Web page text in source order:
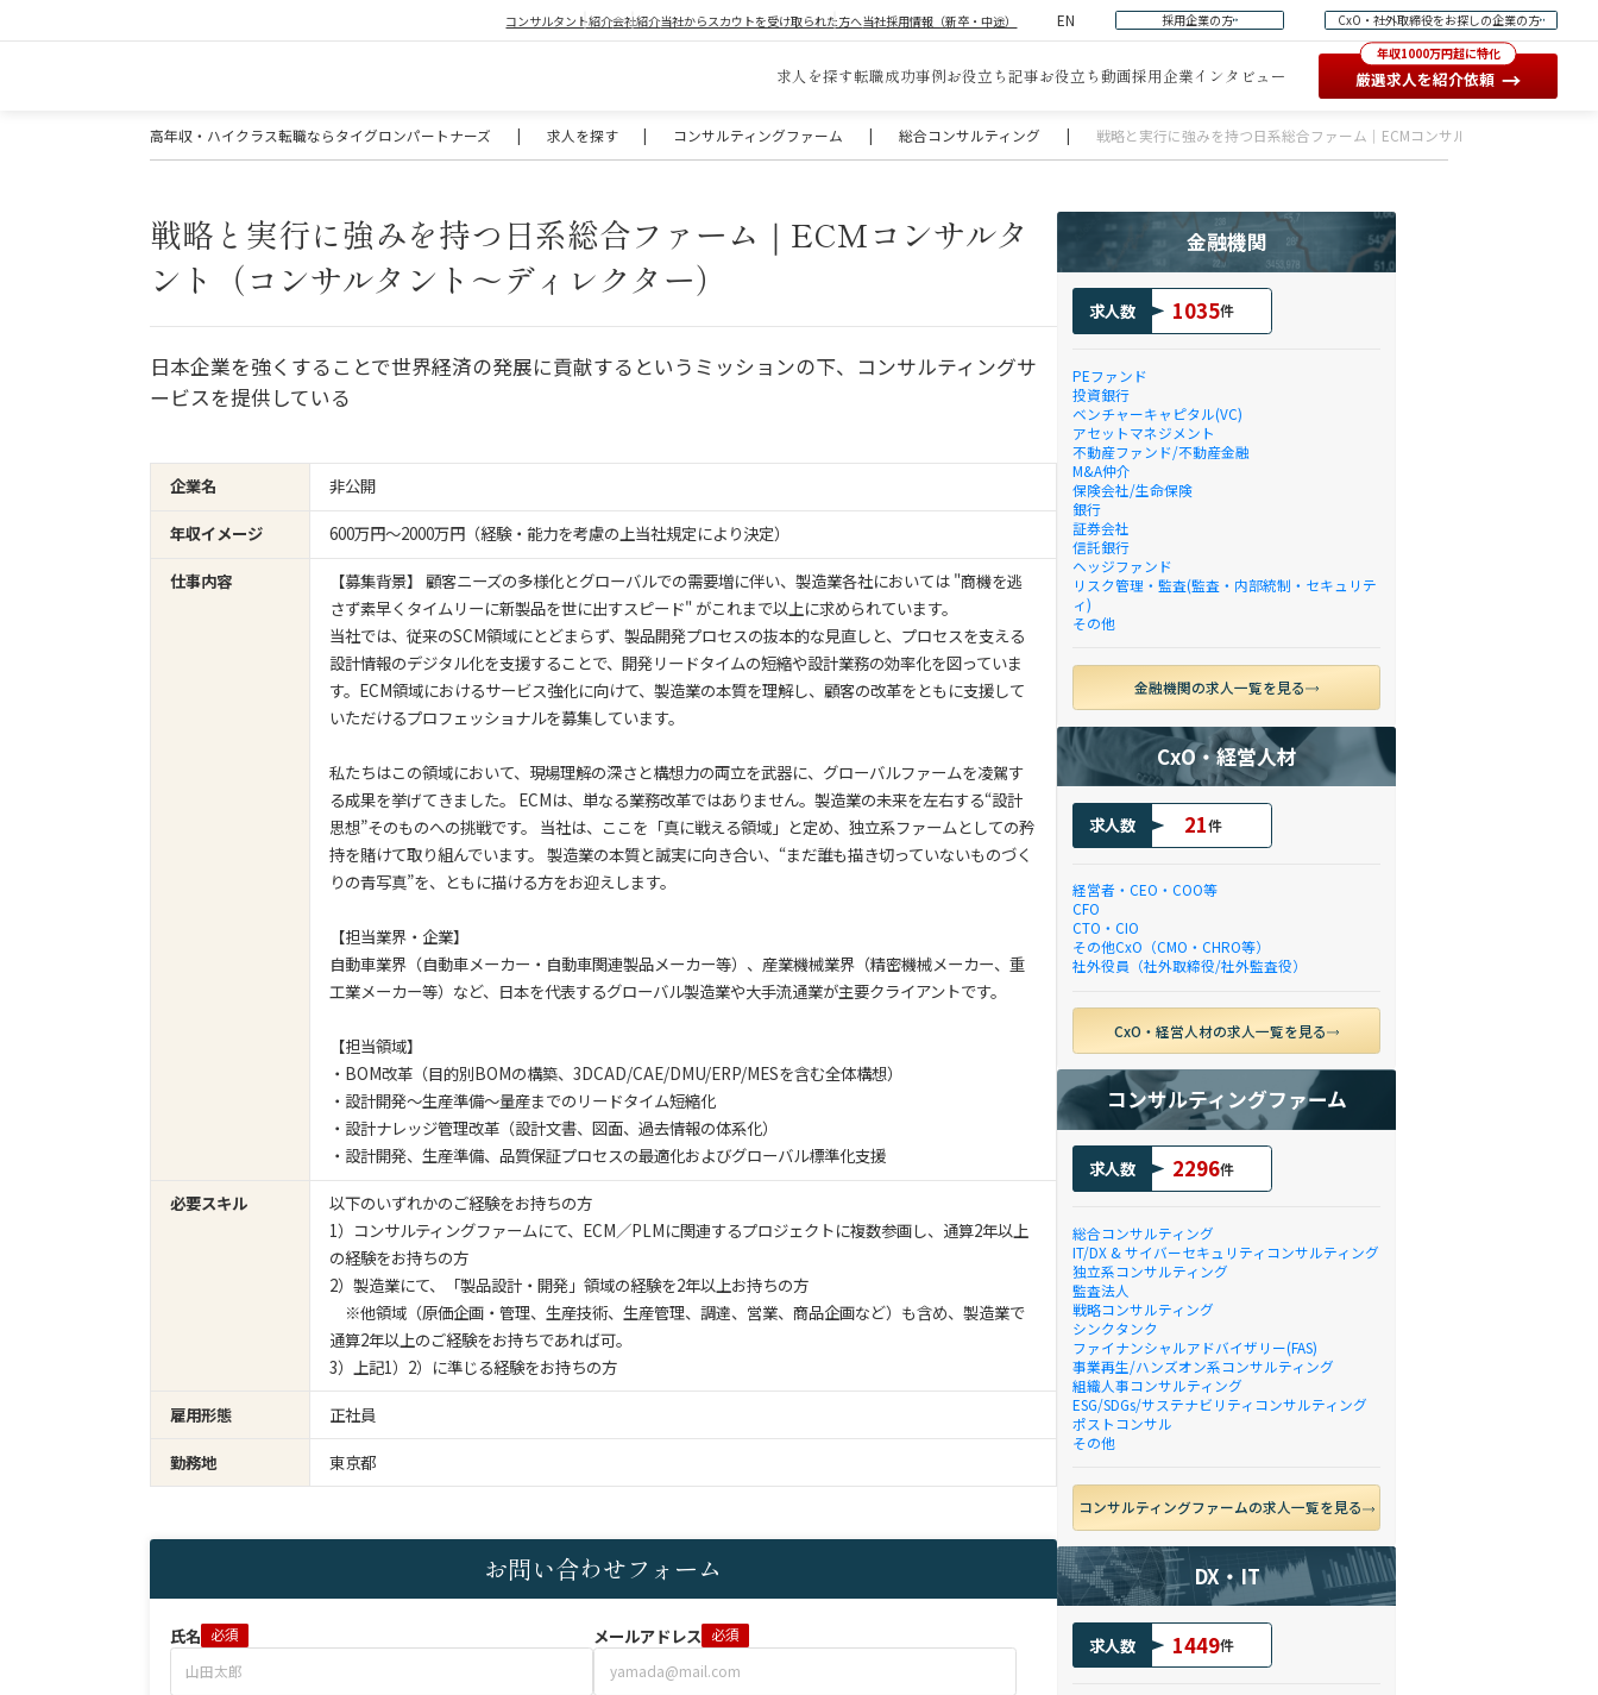
コンサルタント紹介会社紹介当社からスカウトを受け取られた方へ当社採用情報（新卒・中途） EN 採用企業の方 CxO・社外取締役をお探しの企業の方
求人を探す転職成功事例お役立ち記事お役立ち動画採用企業インタビュー
年収1000万円超に特化
厳選求人を紹介依頼 →
高年収・ハイクラス転職ならタイグロンパートナーズ | 求人を探す | コンサルティングファーム | 総合コンサルティング | 戦略と実行に強みを持つ日系総合ファーム｜ECMコンサルタント（コンサル
戦略と実行に強みを持つ日系総合ファーム｜ECMコンサルタ
ント（コンサルタント～ディレクター）
日本企業を強くすることで世界経済の発展に貢献するというミッションの下、コンサルティングサ
ービスを提供している
企業名
非公開
年収イメージ
600万円〜2000万円（経験・能力を考慮の上当社規定により決定）
仕事内容
【募集背景】 顧客ニーズの多様化とグローバルでの需要増に伴い、製造業各社においては "商機を逃
さず素早くタイムリーに新製品を世に出すスピード" がこれまで以上に求められています。
当社では、従来のSCM領域にとどまらず、製品開発プロセスの抜本的な見直しと、プロセスを支える
設計情報のデジタル化を支援することで、開発リードタイムの短縮や設計業務の効率化を図っていま
す。ECM領域におけるサービス強化に向けて、製造業の本質を理解し、顧客の改革をともに支援して
いただけるプロフェッショナルを募集しています。
私たちはこの領域において、現場理解の深さと構想力の両立を武器に、グローバルファームを凌駕す
る成果を挙げてきました。 ECMは、単なる業務改革ではありません。製造業の未来を左右する“設計
思想”そのものへの挑戦です。 当社は、ここを「真に戦える領域」と定め、独立系ファームとしての矜
持を賭けて取り組んでいます。 製造業の本質と誠実に向き合い、“まだ誰も描き切っていないものづく
りの青写真”を、ともに描ける方をお迎えします。
【担当業界・企業】
自動車業界（自動車メーカー・自動車関連製品メーカー等）、産業機械業界（精密機械メーカー、重
工業メーカー等）など、日本を代表するグローバル製造業や大手流通業が主要クライアントです。
【担当領域】
・BOM改革（目的別BOMの構築、3DCAD/CAE/DMU/ERP/MESを含む全体構想）
・設計開発～生産準備～量産までのリードタイム短縮化
・設計ナレッジ管理改革（設計文書、図面、過去情報の体系化）
・設計開発、生産準備、品質保証プロセスの最適化およびグローバル標準化支援
必要スキル
以下のいずれかのご経験をお持ちの方
1）コンサルティングファームにて、ECM／PLMに関連するプロジェクトに複数参画し、通算2年以上
の経験をお持ちの方
2）製造業にて、「製品設計・開発」領域の経験を2年以上お持ちの方
※他領域（原価企画・管理、生産技術、生産管理、調達、営業、商品企画など）も含め、製造業で
通算2年以上のご経験をお持ちであれば可。
3）上記1）2）に準じる経験をお持ちの方
雇用形態
正社員
勤務地
東京都
お問い合わせフォーム
氏名 必須 メールアドレス 必須
金融機関
求人数 1035件
PEファンド
投資銀行
ベンチャーキャピタル(VC)
アセットマネジメント
不動産ファンド/不動産金融
M&A仲介
保険会社/生命保険
銀行
証券会社
信託銀行
ヘッジファンド
リスク管理・監査(監査・内部統制・セキュリテ
ィ)
その他
金融機関の求人一覧を見る
CxO・経営人材
求人数 21件
経営者・CEO・COO等
CFO
CTO・CIO
その他CxO（CMO・CHRO等）
社外役員（社外取締役/社外監査役）
CxO・経営人材の求人一覧を見る
コンサルティングファーム
求人数 2296件
総合コンサルティング
IT/DX & サイバーセキュリティコンサルティング
独立系コンサルティング
監査法人
戦略コンサルティング
シンクタンク
ファイナンシャルアドバイザリー(FAS)
事業再生/ハンズオン系コンサルティング
組織人事コンサルティング
ESG/SDGs/サステナビリティコンサルティング
ポストコンサル
その他
コンサルティングファームの求人一覧を見る
DX・IT
求人数 1449件